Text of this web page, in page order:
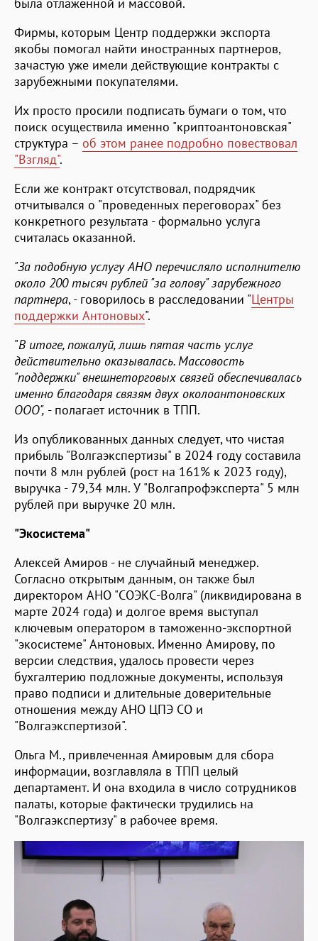
Фирмы, которым Центр поддержки экспорта
якобы помогал найти иностранных партнеров,
зачастую уже имели действующие контракты с
зарубежными покупателями.
Их просто просили подписать бумаги о том, что
поиск осуществила именно "криптоантоновская"
структура – об этом ранее подробно повествовал
"Взгляд".
Если же контракт отсутствовал, подрядчик
отчитывался о "проведенных переговорах" без
конкретного результата - формально услуга
считалась оказанной.
"За подобную услугу АНО перечисляло исполнителю
около 200 тысяч рублей "за голову" зарубежного
партнера, - говорилось в расследовании "Центры
поддержки Антоновых".
"В итоге, пожалуй, лишь пятая часть услуг
действительно оказывалась. Массовость
"поддержки" внешнеторговых связей обеспечивалась
именно благодаря связям двух околоантоновских
ООО", - полагает источник в ТПП.
Из опубликованных данных следует, что чистая
прибыль "Волгаэкспертизы" в 2024 году составила
почти 8 млн рублей (рост на 161% к 2023 году),
выручка - 79,34 млн. У "Волгапрофэксперта" 5 млн
рублей при выручке 20 млн.
"Экосистема"
Алексей Амиров - не случайный менеджер.
Согласно открытым данным, он также был
директором АНО "СОЭКС-Волга" (ликвидирована в
марте 2024 года) и долгое время выступал
ключевым оператором в таможенно-экспортной
"экосистеме" Антоновых. Именно Амирову, по
версии следствия, удалось провести через
бухгалтерию подложные документы, используя
право подписи и длительные доверительные
отношения между АНО ЦПЭ СО и
"Волгаэкспертизой".
Ольга М., привлеченная Амировым для сбора
информации, возглавляла в ТПП целый
департамент. И она входила в число сотрудников
палаты, которые фактически трудились на
"Волгаэкспертизу" в рабочее время.